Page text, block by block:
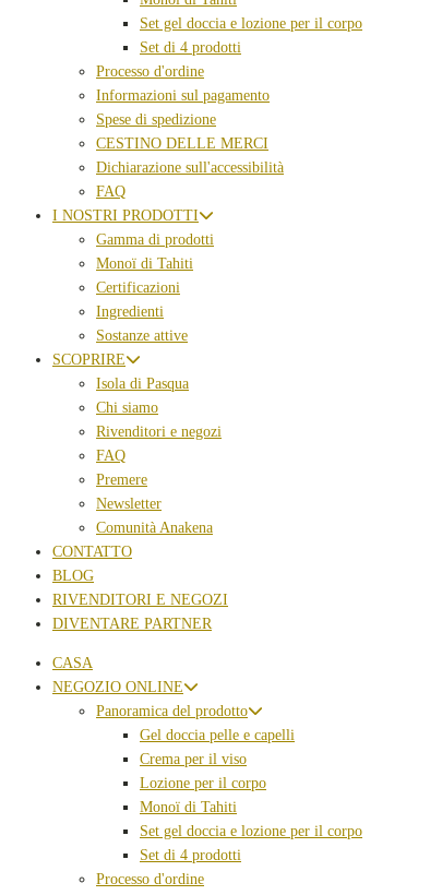
Set gel doccia e lozione per il corpo
Set di 4 prodotti
Processo d'ordine
Informazioni sul pagamento
Spese di spedizione
CESTINO DELLE MERCI
Dichiarazione sull'accessibilità
FAQ
I NOSTRI PRODOTTI
Gamma di prodotti
Monoï di Tahiti
Certificazioni
Ingredienti
Sostanze attive
SCOPRIRE
Isola di Pasqua
Chi siamo
Rivenditori e negozi
FAQ
Premere
Newsletter
Comunità Anakena
CONTATTO
BLOG
RIVENDITORI E NEGOZI
DIVENTARE PARTNER
CASA
NEGOZIO ONLINE
Panoramica del prodotto
Gel doccia pelle e capelli
Crema per il viso
Lozione per il corpo
Monoï di Tahiti
Set gel doccia e lozione per il corpo
Set di 4 prodotti
Processo d'ordine